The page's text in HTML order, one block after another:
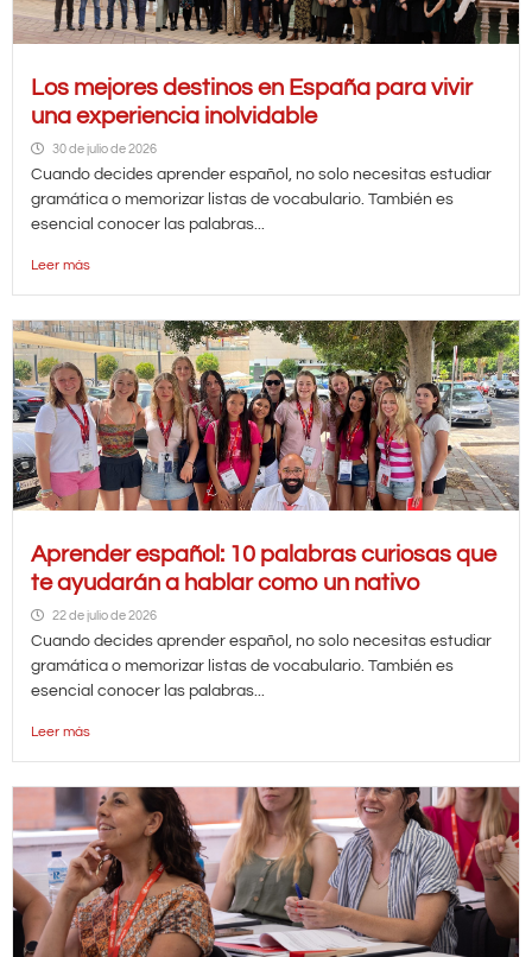
Los mejores destinos en España para vivir
una experiencia inolvidable
30 de julio de 2026
Cuando decides aprender español, no solo necesitas estudiar
gramática o memorizar listas de vocabulario. También es
esencial conocer las palabras...
Leer más
Aprender español: 10 palabras curiosas que
te ayudarán a hablar como un nativo
22 de julio de 2026
Cuando decides aprender español, no solo necesitas estudiar
gramática o memorizar listas de vocabulario. También es
esencial conocer las palabras...
Leer más